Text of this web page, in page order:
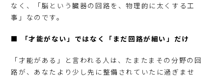
なく、「脳という臓器の回路を、物理的に太くする工
事」なのです。
■ 「才能がない」ではなく「まだ回路が細い」だけ
「才能がある」と言われる人は、たまたまその分野の回
路が、あなたより少し先に整備されていたに過ぎませ